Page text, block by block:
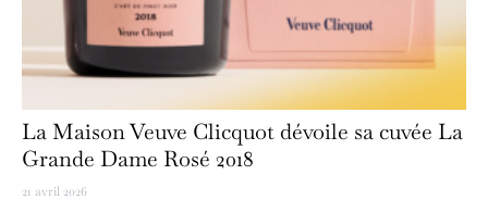
La Maison Veuve Clicquot dévoile sa cuvée La
Grande Dame Rosé 2018
21 avril 2026